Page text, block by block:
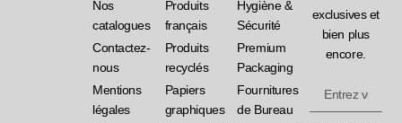
Nos
catalogues
Contactez-
nous
Mentions
légales
Produits
français
Produits
recyclés
Papiers
graphiques
Hygiène &
Sécurité
Premium
Packaging
Fournitures
de Bureau
exclusives et
bien plus
encore.